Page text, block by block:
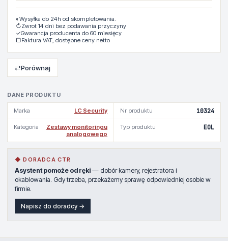
DANE PRODUKTU
Marka LC Security Nr produktu 10324
Kategoria
Zestawy monitoringu
analogowego
Typ produktu EOL
◆ DORADCA CTR
Asystent pomoże od ręki — dobór kamery, rejestratora i
okablowania. Gdy trzeba, przekażemy sprawę odpowiedniej osobie w
firmie.
Napisz do doradcy →
◐ Wysyłka do 24h od skompletowania.
↻Zwrot 14 dni bez podawania przyczyny
✓Gwarancja producenta do 60 miesięcy
▢Faktura VAT, dostępne ceny netto
⇄Porównaj